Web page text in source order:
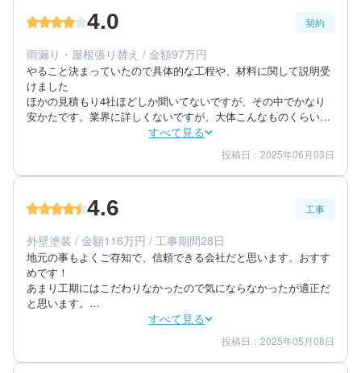
が連携取れてなかったのか、雨どいやりますと言われていたが、
40代/男性/一戸建て
築年数：48年
4.0 契約
雨漏り・屋根張り替え / 金額97万円
やること決まっていたので具体的な工程や、材料に関して説明受
けました
ほかの見積もり4社ほどしか聞いてないですが、その中でかなり
安かたです。業界に詳しくないですが、大体こんなものくらいか
なと妥当に思える金額でした。
親身になっていただきました。対応スピードは問題なかったで
すべて見る
金額感 4
担当者 4
40代/男性/一戸建て
築年数：48年
投稿日：2025年06月03日
4.6 工事
外壁塗装 / 金額116万円 / 工事期間28日
地元の事もよくご存知で、信頼できる会社だと思います。おすす
めです！
あまり工期にはこだわりなかったので気にならなかったが適正だ
と思います。
とてもきれいで納得。網戸縁に少し塗料付いてて残念でしたが、
すべて見る
仕上がり 4
満足度 5
投稿日：2025年05月08日